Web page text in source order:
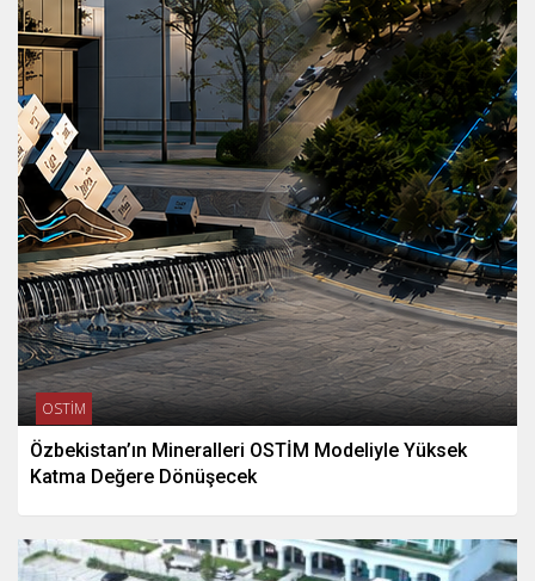
OSTİM
Özbekistan’ın Mineralleri OSTİM Modeliyle Yüksek
Katma Değere Dönüşecek